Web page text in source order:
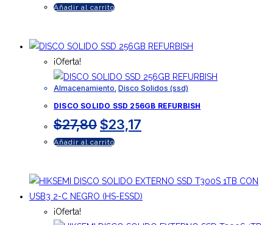
original
$250,22.$208,51.
Añadir al carrito
¡Oferta!
Almacenamiento Disco Solidos (ssd)
DISCO SOLIDO SSD 256GB REFURBISH
$27,80El
precio
original
$27,80.
$23,17
precio
$23,17.
Añadir al carrito
¡Oferta!